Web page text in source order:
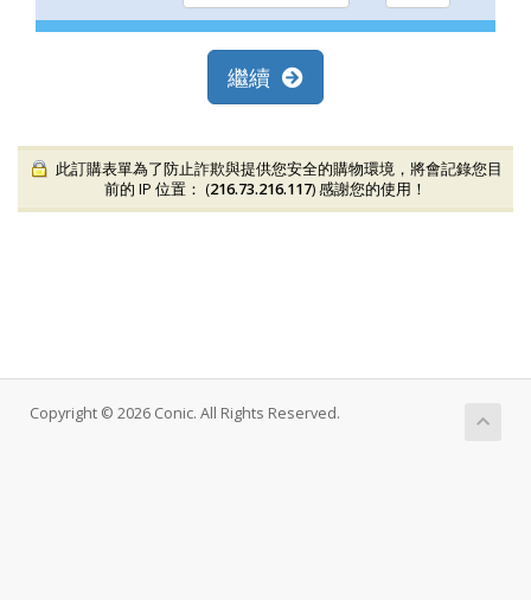
繼續
此訂購表單為了防止詐欺與提供您安全的購物環境，將會記錄您目
前的 IP 位置： (216.73.216.117) 感謝您的使用！
Copyright © 2026 Conic. All Rights Reserved.